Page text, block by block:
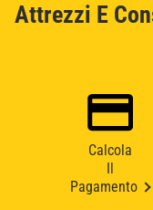
Attrezzi E
Calcola
Pagamento